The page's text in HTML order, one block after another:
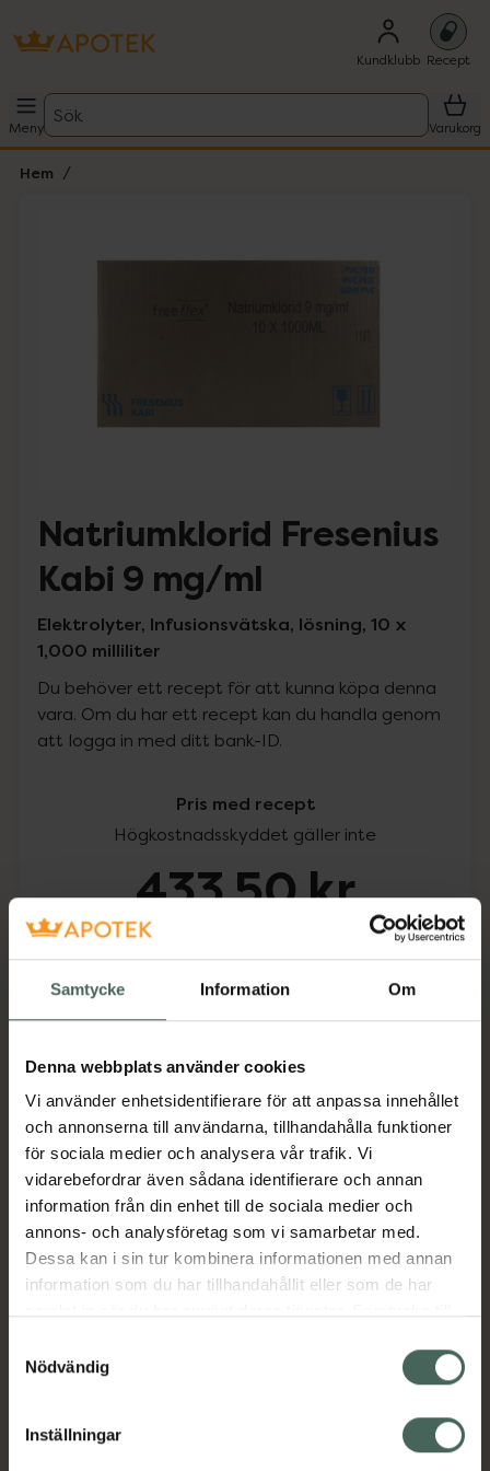
Samtycke Information Om
Denna webbplats använder cookies
Vi använder enhetsidentifierare för att anpassa innehållet
och annonserna till användarna, tillhandahålla funktioner
för sociala medier och analysera vår trafik. Vi
vidarebefordrar även sådana identifierare och annan
information från din enhet till de sociala medier och
annons- och analysföretag som vi samarbetar med.
Dessa kan i sin tur kombinera informationen med annan
information som du har tillhandahållit eller som de har
återkalla ditt samtycke via webbplatsens
cookieinställningar. Ett återkallat samtycke påverkar inte
lagligheten av behandling som skett innan återkallelsen.
Nödvändig
Inställningar
Kundklubb Recept
Meny
Sök
Varukorg
Hem
Natriumklorid Fresenius
Kabi 9 mg/ml
Elektrolyter, Infusionsvätska, lösning, 10 x
1,000 milliliter
Du behöver ett recept för att kunna köpa denna
vara. Om du har ett recept kan du handla genom
att logga in med ditt bank-ID.
Pris med recept
Högkostnadsskyddet gäller inte
433,50 kr
Köp via ditt recept
Aktuella erbjudanden
Beskrivning Dölj
Läs alltid bipacksedeln innan
användning.
EAN:07046260424692
Bipacksedel från FASS Visa